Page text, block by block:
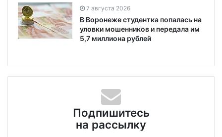
7 августа 2026
В Воронеже студентка попалась на
уловки мошенников и передала им
5,7 миллиона рублей
Подпишитесь
на рассылку